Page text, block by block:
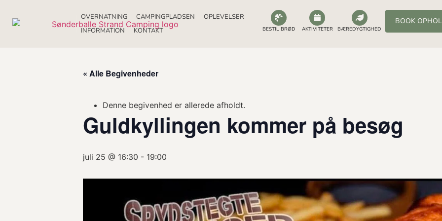
OVERNATNING CAMPINGPLADSEN
OPLEVELSER
INFORMATION
KONTAKT BESTIL BRØD AKTIVITETER BÆREDYGTIGHED
BOOK
« Alle Begivenheder
Denne begivenhed er allerede afholdt.
Guldkyllingen kommer på besøg
juli 25 @ 16:30 - 19:00